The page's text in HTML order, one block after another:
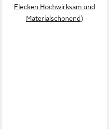
Flecken Hochwirksam und
Materialschonend)